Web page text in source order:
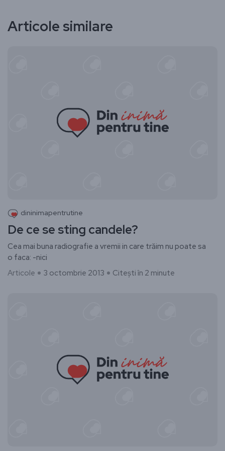
Articole similare
dininimapentrutine
De ce se sting candele?
Cea mai buna radiografie a vremii in care trăim nu poate sa
o faca: -nici
Articole
3 octombrie 2013 Citești în 2 minute